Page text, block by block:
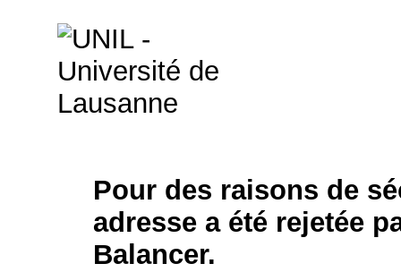
Pour des raisons de
adresse a été rejetée
Balancer.